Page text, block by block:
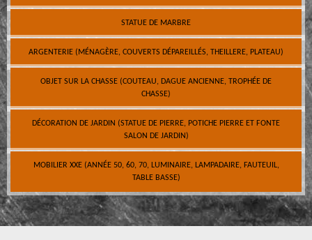
STATUE DE MARBRE
ARGENTERIE (MÉNAGÈRE, COUVERTS DÉPAREILLÉS, THEILLERE, PLATEAU)
OBJET SUR LA CHASSE (COUTEAU, DAGUE ANCIENNE, TROPHÉE DE
CHASSE)
DÉCORATION DE JARDIN (STATUE DE PIERRE, POTICHE PIERRE ET FONTE
SALON DE JARDIN)
MOBILIER XXE (ANNÉE 50, 60, 70, LUMINAIRE, LAMPADAIRE, FAUTEUIL,
TABLE BASSE)